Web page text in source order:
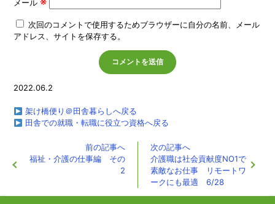
メール
次回のコメントで使用するためブラウザーに自分の名前、メール
アドレス、サイトを保存する。
2022.06.2
架け橋便り＠田舎暮らしへ戻る
田舎での就職・転職に役立つ資格へ戻る
前の記事へ
福祉・介護の仕事編 その
2
次の記事へ
介護職は社会貢献度NO1で
素敵なお仕事 リモートワ
ークにも最適 6/28